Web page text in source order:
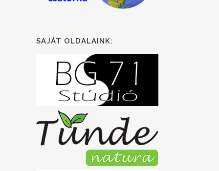
SAJÁT OLDALAINK: